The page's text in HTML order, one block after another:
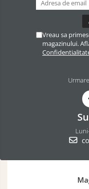
Vreau sa
magazinului.